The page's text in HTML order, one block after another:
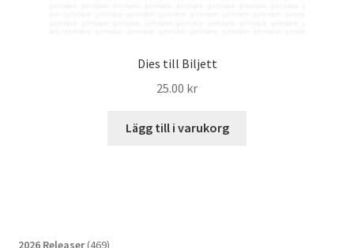
Dies till Biljett
25.00 kr
Lägg till i varukorg
2026 Releaser 469469